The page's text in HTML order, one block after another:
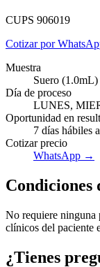
Empresas
CUPS 906019
Cotizar por
Muestra
Suero (1.0mL)
Día de proceso
LUNES,
Oportunidad en
7 días hábiles
Cotizar precio
WhatsApp →
Condiciones
No requiere ninguna
clínicos del paciente
¿Tienes